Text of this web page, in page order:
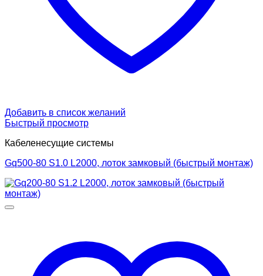
Добавить в список желаний
Быстрый просмотр
Кабеленесущие системы
Gq500-80 S1.0 L2000, лоток замковый (быстрый монтаж)